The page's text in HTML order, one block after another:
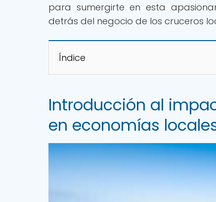
para sumergirte en esta
detrás del negocio de los cruceros
Índice
Introducción al
en economías